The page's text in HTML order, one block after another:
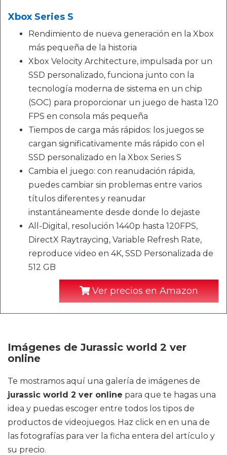
Xbox Series S
Rendimiento de nueva generación en la Xbox
más pequeña de la historia
Xbox Velocity Architecture, impulsada por un
SSD personalizado, funciona junto con la
tecnología moderna de sistema en un chip
(SOC) para proporcionar un juego de hasta 120
FPS en consola más pequeña
Tiempos de carga más rápidos: los juegos se
cargan significativamente más rápido con el
SSD personalizado en la Xbox Series S
Cambia el juego: con reanudación rápida,
puedes cambiar sin problemas entre varios
títulos diferentes y reanudar
instantáneamente desde donde lo dejaste
All-Digital, resolución 1440p hasta 120FPS,
DirectX Raytraycing, Variable Refresh Rate,
reproduce video en 4K, SSD Personalizada de
512 GB
Ver precios en Amazon
Imágenes de Jurassic world 2 ver
online
Te mostramos aquí una galería de imágenes de
jurassic world 2 ver online para que te hagas una
idea y puedas escoger entre todos los tipos de
productos de videojuegos. Haz click en en una de
las fotografías para ver la ficha entera del artículo y
su precio.